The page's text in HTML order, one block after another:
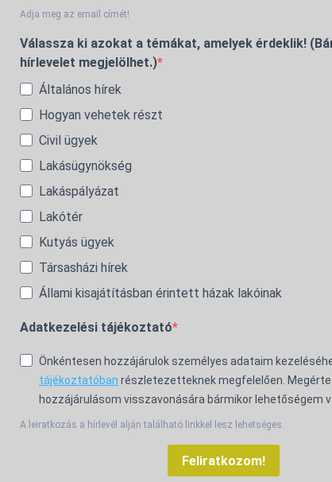
Adja meg az email címét!
Válassza ki azokat a témákat, amelyek érdeklik!
hírlevelet megjelölhet.)
Általános hírek
Hogyan vehetek részt
Civil ügyek
Lakásügynökség
Lakáspályázat
Lakótér
Kutyás ügyek
Társasházi hírek
Állami kisajátításban érintett házak lakóinak
Adatkezelési tájékoztató
Önkéntesen hozzájárulok személyes adataim
tájékoztatóban részletezetteknek megfelelően.
hozzájárulásom visszavonására bármikor lehetőségem
A leiratkozás a hírlevél alján található linkkel lesz lehetséges.
Feliratkozom!